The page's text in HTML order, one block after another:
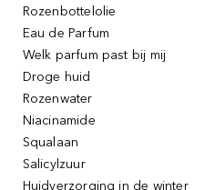
Rozenbottelolie
Eau de Parfum
Welk parfum past bij mij
Droge huid
Rozenwater
Niacinamide
Squalaan
Salicylzuur
Huidverzorging in de winter